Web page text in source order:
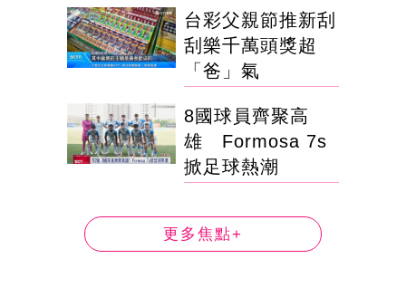
台彩父親節推新刮
刮樂千萬頭獎超
「爸」氣
8國球員齊聚高
雄 Formosa 7s
掀足球熱潮
更多焦點+